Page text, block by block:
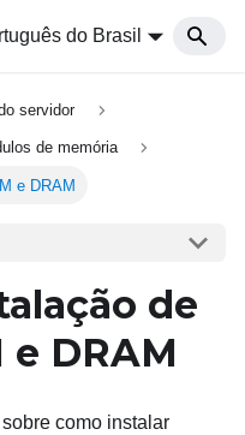
do Brasil
servidor
de memória
e DRAM
de
e DRAM
como instalar